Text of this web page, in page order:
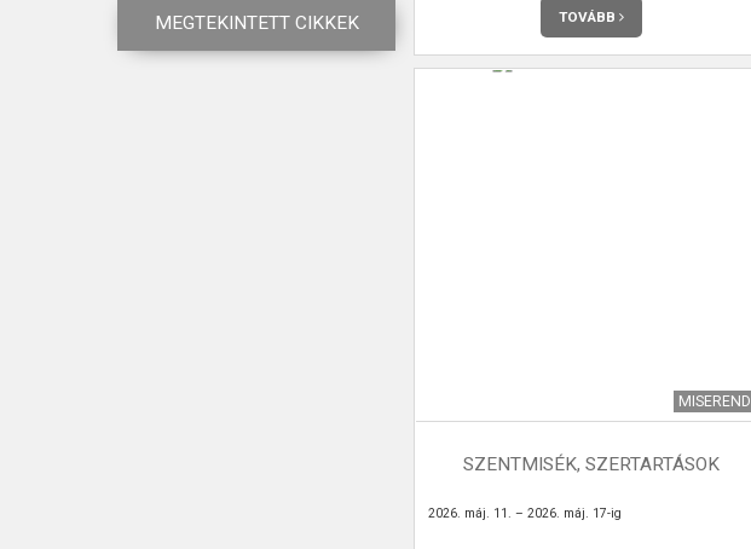
MEGTEKINTETT CIKKEK TOVÁBB
MISEREND
SZENTMISÉK, SZERTARTÁSOK
2026. máj. 11. – 2026. máj. 17-ig